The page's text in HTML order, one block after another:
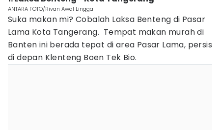
ANTARA FOTO/Rivan Awal Lingga
Suka makan mi? Cobalah Laksa Benteng di Pasar
Lama Kota Tangerang. Tempat makan murah di
Banten ini berada tepat di area Pasar Lama, persis
di depan Klenteng Boen Tek Bio.